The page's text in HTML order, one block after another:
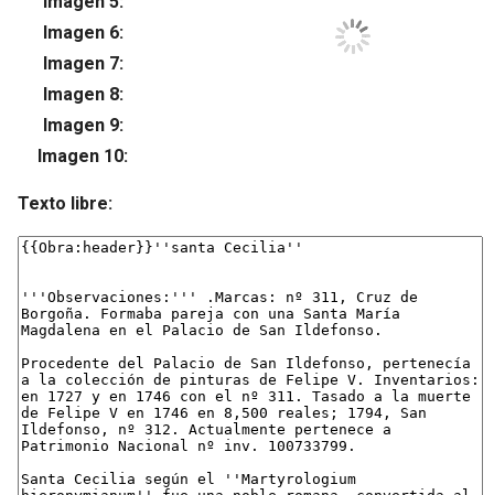
Imagen 6:
Imagen 7:
Imagen 8:
Imagen 9:
Imagen 10:
Texto libre: